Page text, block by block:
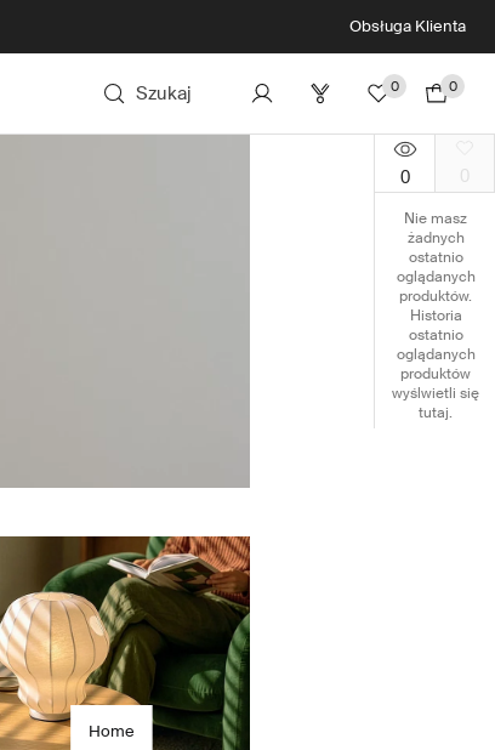
Obsługa Klienta
Szukaj 0 0
0 0
Nie masz
żadnych
ostatnio
oglądanych
produktów.
Historia
ostatnio
oglądanych
produktów
wyślwietli się
tutaj.
Home